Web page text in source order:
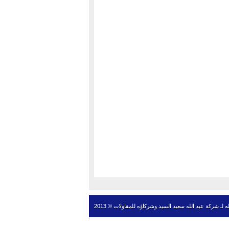
شركة عبد الله سعيد السيد وشركاؤه للمقاولات © 2013